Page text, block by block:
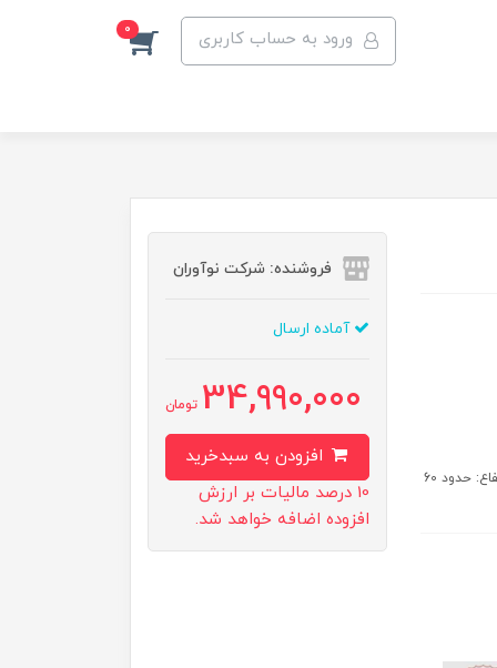
ورود به حساب کاربری 0
مشخصات فنی: طول: حدود 285 سانتیمتر عرض: حدود 60 سانتیمتر ارتفاع: حدود 60
فروشنده: شرکت نوآوران
آماده ارسال
34,990,000 تومان
10 درصد مالیات بر ارزش
افزوده اضافه خواهد شد.